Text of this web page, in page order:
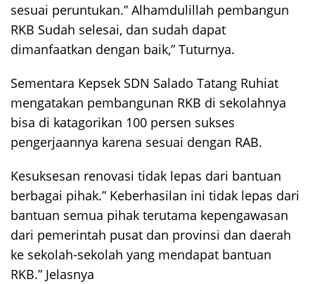
sesuai peruntukan.” Alhamdulillah pembangun
RKB Sudah selesai, dan sudah dapat
dimanfaatkan dengan baik,” Tuturnya.
Sementara Kepsek SDN Salado Tatang Ruhiat
mengatakan pembangunan RKB di sekolahnya
bisa di katagorikan 100 persen sukses
pengerjaannya karena sesuai dengan RAB.
Kesuksesan renovasi tidak lepas dari bantuan
berbagai pihak.” Keberhasilan ini tidak lepas dari
bantuan semua pihak terutama kepengawasan
dari pemerintah pusat dan provinsi dan daerah
ke sekolah-sekolah yang mendapat bantuan
RKB.” Jelasnya